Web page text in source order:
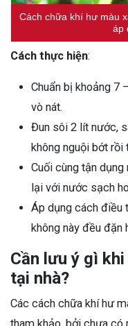
Cách chữa khí hư màu
áp
Cách thực hiện:
Chuẩn bị khoảng 7
vò nát.
Đun sôi 2 lít nước,
không nguội bớt rồi
Cuối cùng tận
lại với nước sạch
Áp dụng cách điều
không này đều đặn
Cần lưu ý gì
tại nhà?
Các cách chữa khí hư